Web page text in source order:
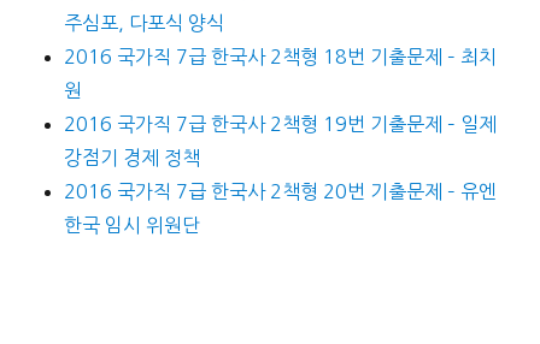
주심포, 다포식 양식
2016 국가직 7급 한국사 2책형 18번 기출문제 – 최치
원
2016 국가직 7급 한국사 2책형 19번 기출문제 – 일제
강점기 경제 정책
2016 국가직 7급 한국사 2책형 20번 기출문제 – 유엔
한국 임시 위원단